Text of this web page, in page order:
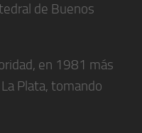
de Buenos
en 1981 más
Plata, tomando